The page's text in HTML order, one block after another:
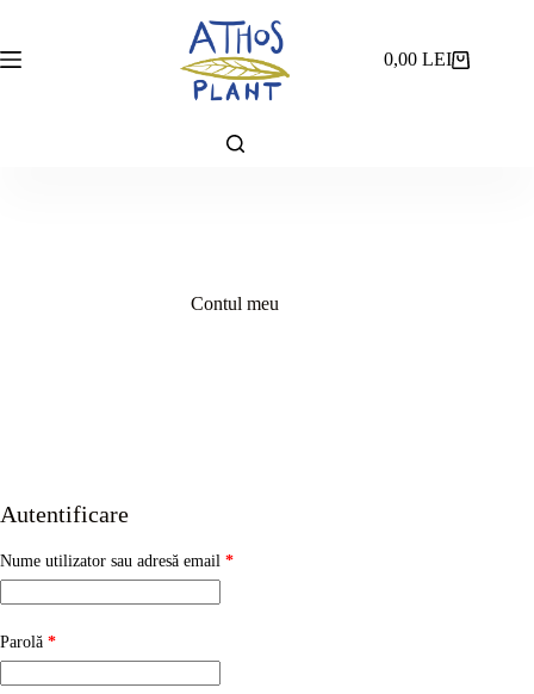
conținut
Coș
0,00LEI
Contul meu
Autentificare
Nume utilizator sau adresă email *Obligatoriu
Parolă *Obligatoriu